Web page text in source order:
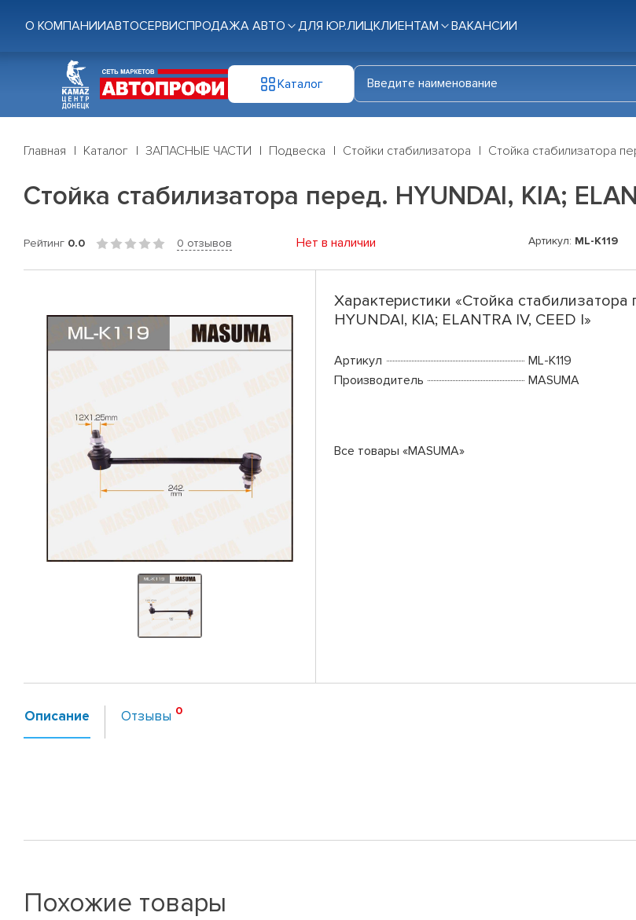
О КОМПАНИИАВТОСЕРВИСПРОДАЖА АВТО ДЛЯ ЮР.ЛИЦКЛИЕНТАМ ВАКАНСИИ
Каталог
Главная Каталог ЗАПАСНЫЕ ЧАСТИ Подвеска Стойки стабилизатора Стойка стабилизатора
Стойка стабилизатора перед. HYUNDAI, KIA;
Рейтинг 0.0 0 отзывов Нет в наличии Артикул: ML-K119
Характеристики «Стойка стабилизатора
HYUNDAI, KIA; ELANTRA IV, CEED I»
Артикул
ML-K119
Производитель
MASUMA
Все товары «MASUMA»
Описание Отзывы
Похожие товары